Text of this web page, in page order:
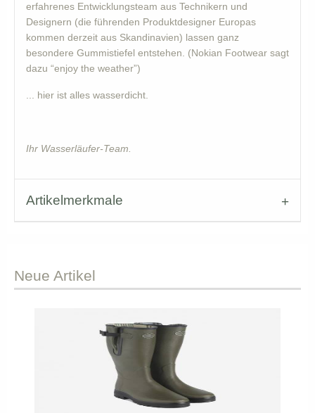
erfahrenes Entwicklungsteam aus Technikern und
Designern (die führenden Produktdesigner Europas
kommen derzeit aus Skandinavien) lassen ganz
besondere Gummistiefel entstehen. (Nokian Footwear sagt
dazu “enjoy the weather”)
... hier ist alles wasserdicht.
Ihr Wasserläufer-Team.
Artikelmerkmale
Neue Artikel